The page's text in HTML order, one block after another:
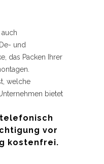
und
das Packen Ihrer
welche
bietet
vor
kostenfrei.